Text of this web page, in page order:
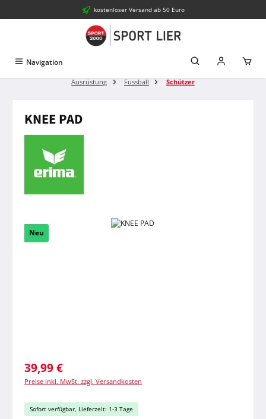
Zum Hauptinhalt springenkostenloser Versand ab 50 Euro
Navigation
Ausrüstung Fussball Schützer
KNEE PAD
Bildergalerie überspringen
Neu
Regulärer Preis:
39,99 €
Preise inkl. MwSt. zzgl. Versandkosten
Sofort verfügbar, Lieferzeit: 1-3 Tage